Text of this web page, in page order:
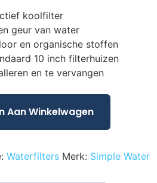
koolfilter
geur van water
en organische stoffen
10 inch filterhuizen
en te vervangen
Aan Winkelwagen
Waterfilters Merk: Simple Water